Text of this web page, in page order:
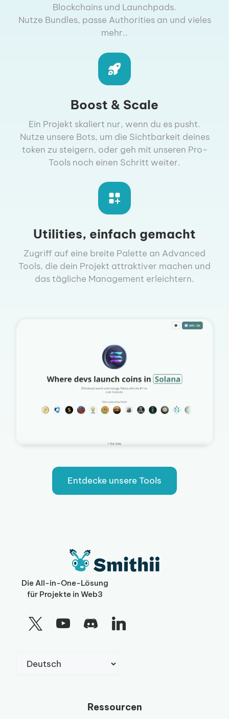
Blockchains und Launchpads.
Nutze Bundles, passe Authorities an und vieles
mehr..
Boost & Scale
Ein Projekt skaliert nur, wenn du es pusht.
Nutze unsere Bots, um die Sichtbarkeit deines
token zu steigern, oder geh mit unseren Pro-
Tools noch einen Schritt weiter.
Utilities, einfach gemacht
Zugriff auf eine breite Palette an Advanced
Tools, die dein Projekt attraktiver machen und
das tägliche Management erleichtern.
Entdecke unsere Tools
Die All-in-One-Lösung
für Projekte in Web3
auswählen
Ressourcen